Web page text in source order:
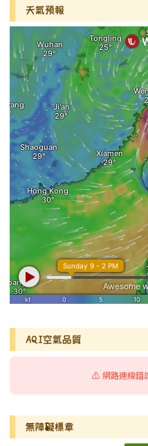
天氣預報
AQI空氣品質
⚠️ 網路連線錯
無障礙標章